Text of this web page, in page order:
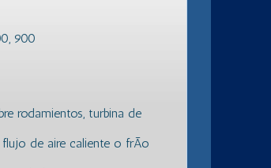
900
rodamientos, turbina de
flujo de aire caliente o frÃ­o